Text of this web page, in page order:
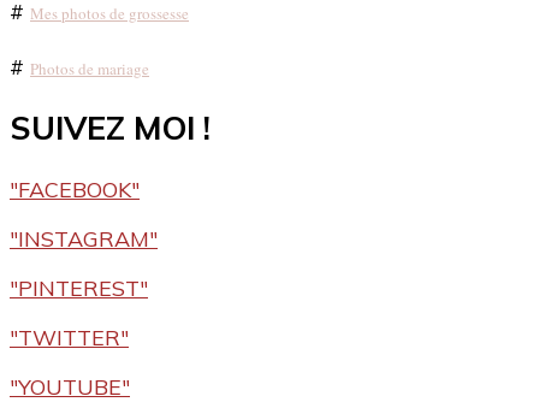
# Mes photos de grossesse
# Photos de mariage
SUIVEZ MOI !
"FACEBOOK"
"INSTAGRAM"
"PINTEREST"
"TWITTER"
"YOUTUBE"